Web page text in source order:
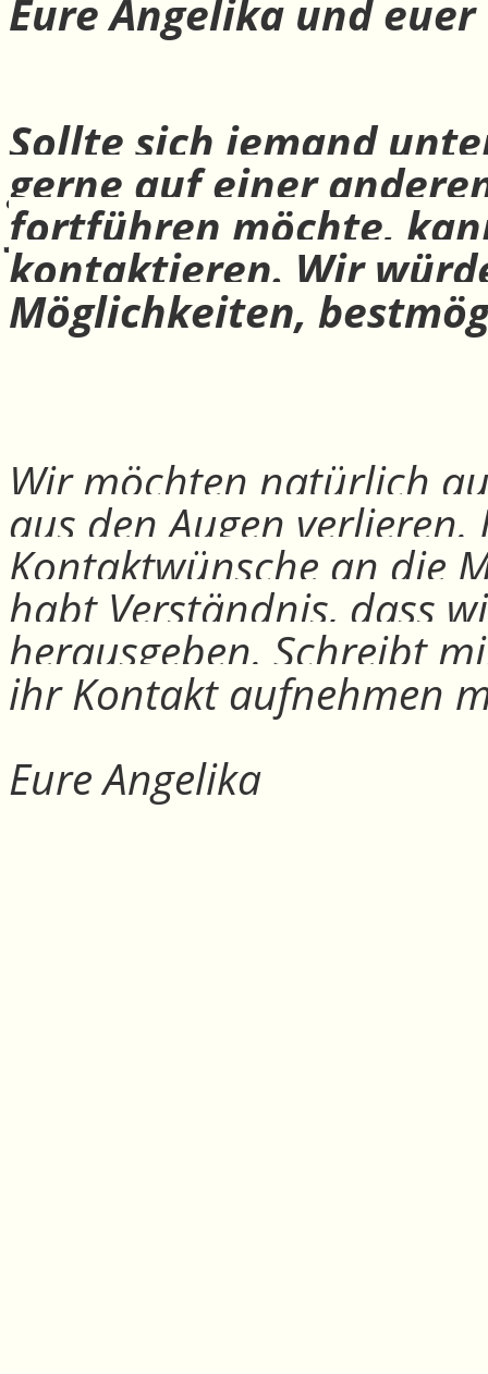
Eure Angelika und
Sollte sich jemand
gerne auf einer
fortführen möchte,
kontaktieren. Wir
Möglichkeiten,
Wir möchten natürlich
aus den Augen
Kontaktwünsche an die
habt Verständnis, dass
herausgeben. Schreibt
ihr Kontakt aufnehmen
Eure Angelika